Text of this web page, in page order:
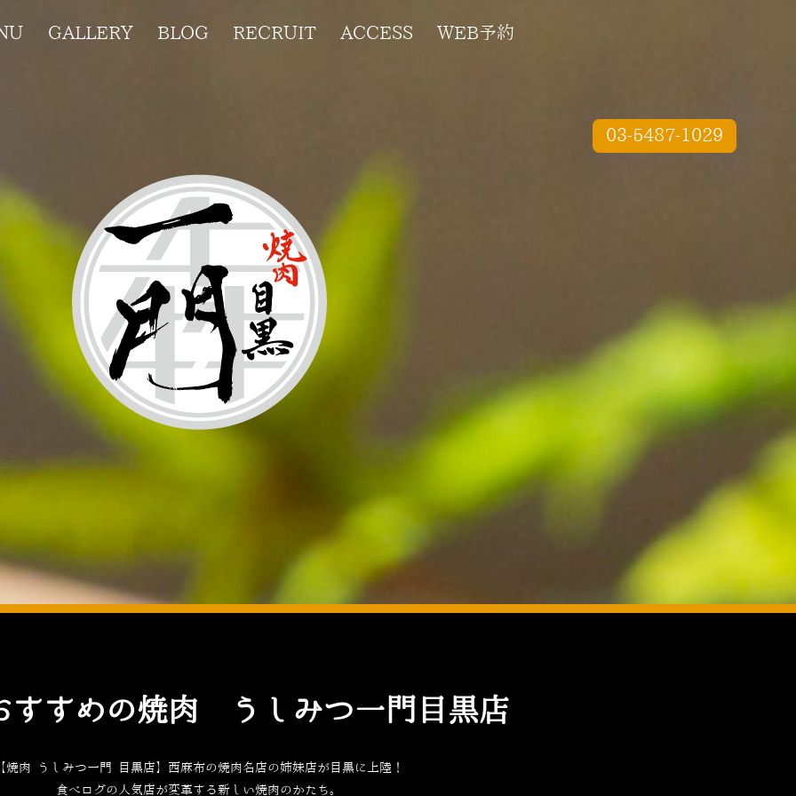
GALLERY BLOG RECRUIT ACCESS WEB予約
03-5487-1029
すすめの焼肉 うしみつ一門目黒店
焼肉 うしみつ一門 目黒店】西麻布の焼肉名店の姉妹店が目黒に上陸！
食べログの人気店が変革する新しい焼肉のかたち。